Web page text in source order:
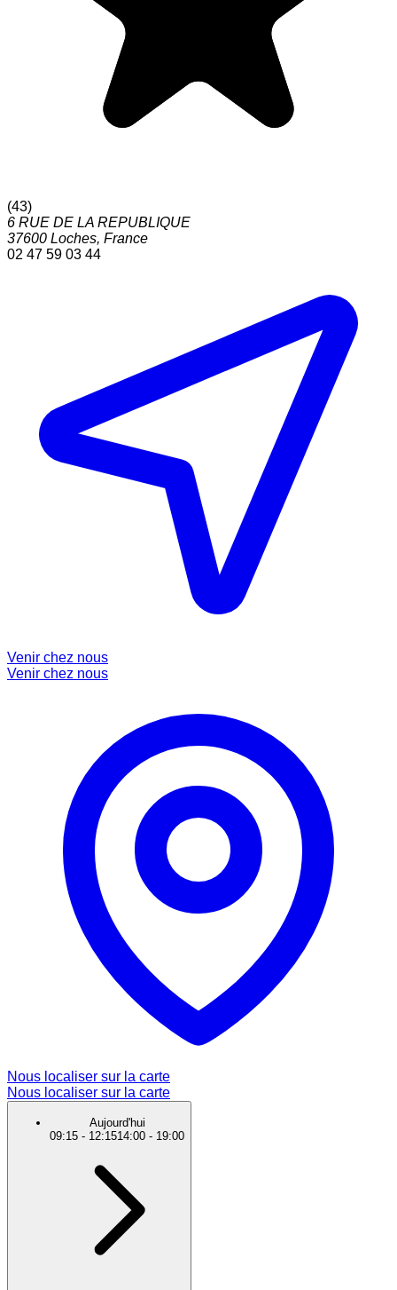
(43)
6 RUE DE LA REPUBLIQUE
37600 Loches, France
02 47 59 03 44
Venir chez nous
Venir chez nous
Nous localiser sur la carte
Nous localiser sur la carte
Aujourd'hui
09:15 - 12:1514:00 - 19:00